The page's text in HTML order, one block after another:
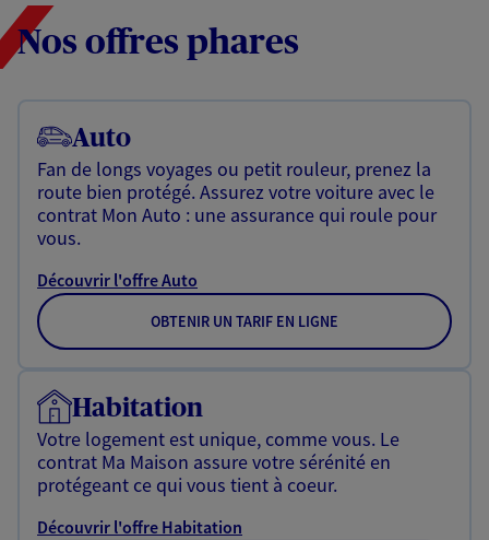
Nos offres phares
Auto
Fan de longs voyages ou petit rouleur, prenez la
route bien protégé. Assurez votre voiture avec le
contrat Mon Auto : une assurance qui roule pour
vous.
Découvrir l'offre Auto
OBTENIR UN TARIF EN LIGNE
Habitation
Votre logement est unique, comme vous. Le
contrat Ma Maison assure votre sérénité en
protégeant ce qui vous tient à coeur.
Découvrir l'offre Habitation